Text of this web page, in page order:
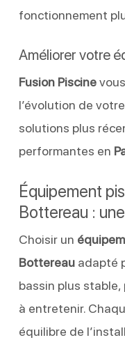
fonctionnement
Améliorer votre
Fusion Piscine
l’évolution de
solutions plus
performantes en
Équipement
Bottereau :
Choisir un
Bottereauadapté
bassin plus
à entretenir.
équilibre de